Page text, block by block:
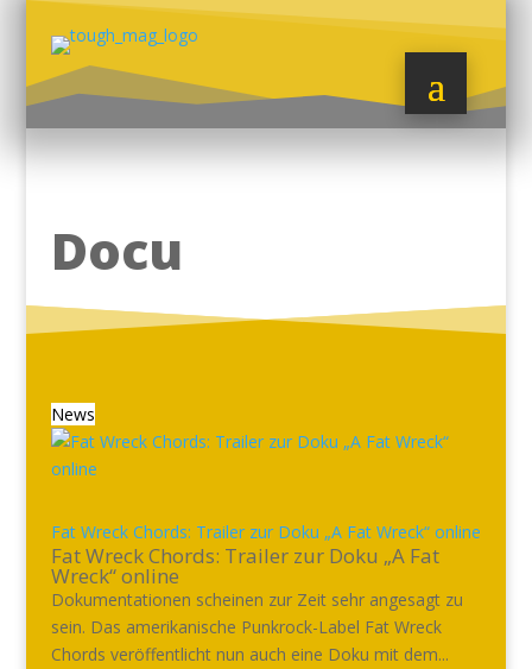
Docu
News
Fat Wreck Chords: Trailer zur Doku „A Fat Wreck“ online
Fat Wreck Chords: Trailer zur Doku „A Fat
Wreck“ online
Dokumentationen scheinen zur Zeit sehr angesagt zu
sein. Das amerikanische Punkrock-Label Fat Wreck
Chords veröffentlicht nun auch eine Doku mit dem...